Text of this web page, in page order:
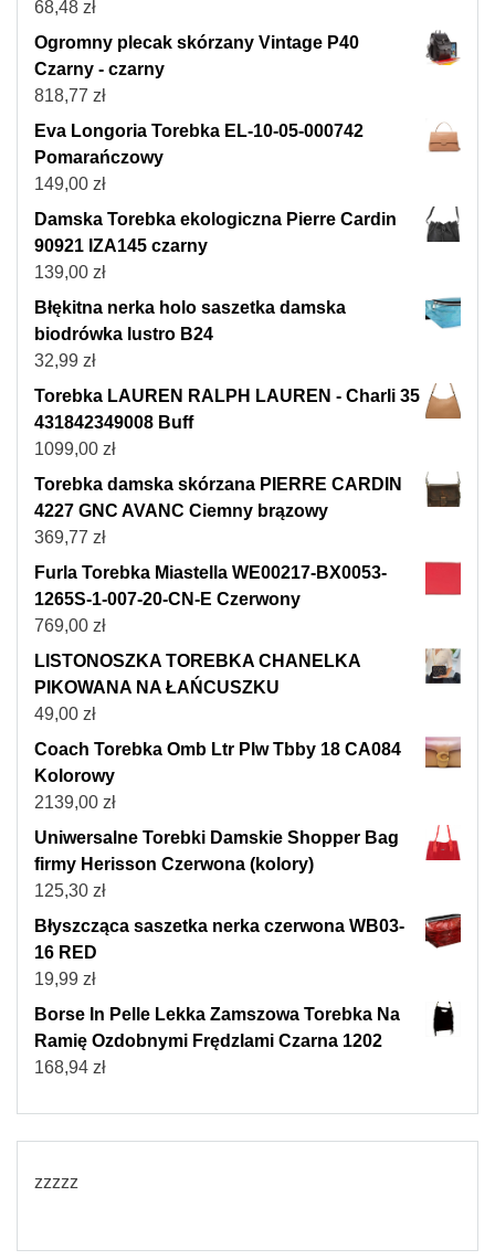
68,48 zł
Ogromny plecak skórzany Vintage P40
Czarny - czarny
818,77 zł
Eva Longoria Torebka EL-10-05-000742
Pomarańczowy
149,00 zł
Damska Torebka ekologiczna Pierre Cardin
90921 IZA145 czarny
139,00 zł
Błękitna nerka holo saszetka damska
biodrówka lustro B24
32,99 zł
Torebka LAUREN RALPH LAUREN - Charli 35
431842349008 Buff
1099,00 zł
Torebka damska skórzana PIERRE CARDIN
4227 GNC AVANC Ciemny brązowy
369,77 zł
Furla Torebka Miastella WE00217-BX0053-
1265S-1-007-20-CN-E Czerwony
769,00 zł
LISTONOSZKA TOREBKA CHANELKA
PIKOWANA NA ŁAŃCUSZKU
49,00 zł
Coach Torebka Omb Ltr Plw Tbby 18 CA084
Kolorowy
2139,00 zł
Uniwersalne Torebki Damskie Shopper Bag
firmy Herisson Czerwona (kolory)
125,30 zł
Błyszcząca saszetka nerka czerwona WB03-
16 RED
19,99 zł
Borse In Pelle Lekka Zamszowa Torebka Na
Ramię Ozdobnymi Frędzlami Czarna 1202
168,94 zł
zzzzz